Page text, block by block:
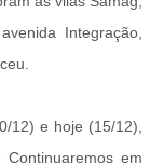
Integração,
12) e hoje (15/12),
em